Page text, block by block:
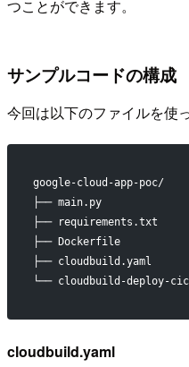
つことができます。
サンプルコードの構成
今回は以下のファイルを使
google-cloud-app-poc/
├── main.py
├── requirements.txt
├── Dockerfile
├── cloudbuild.yaml
└── cloudbuild-deploy-
cloudbuild.yaml